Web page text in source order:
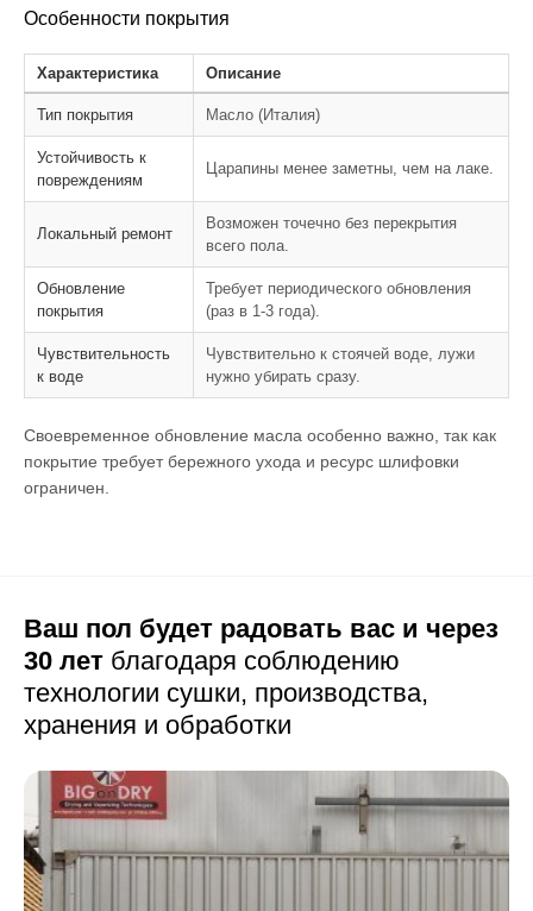
Особенности покрытия
Характеристика Описание
Тип покрытия Масло (Италия)
Устойчивость к
повреждениям
Царапины менее заметны, чем на лаке.
Локальный ремонт
Возможен точечно без перекрытия
всего пола.
Обновление
покрытия
Требует периодического обновления
(раз в 1-3 года).
Чувствительность
к воде
Чувствительно к стоячей воде, лужи
нужно убирать сразу.
Своевременное обновление масла особенно важно, так как
покрытие требует бережного ухода и ресурс шлифовки
ограничен.
Ваш пол будет радовать вас и через
30 лет благодаря соблюдению
технологии сушки, производства,
хранения и обработки